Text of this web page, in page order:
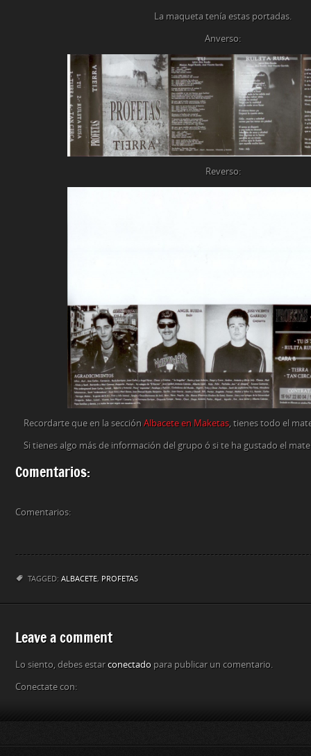
La maqueta tenía estas portadas.
Anverso:
Reverso:
Recordarte que en la sección Albacete en Maketas, tienes todo el
Si tienes algo más de información del grupo ó si te ha gustado el
Comentarios:
Comentarios:
TAGGED: ALBACETE, PROFETAS
Leave a comment
Lo siento, debes estarconectado para publicar un comentario.
Conectate con: